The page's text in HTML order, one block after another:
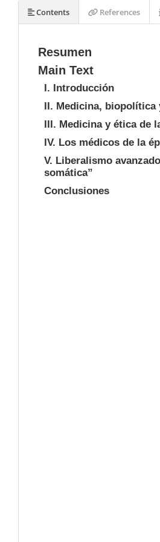
Resumen
Main Text
I. Introducción
II. Medicina, biopolítica
III. Medicina y ética de
IV. Los médicos de la
V. Liberalismo
somática”
Conclusiones
Contents References